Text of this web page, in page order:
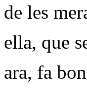
de les
ella, que
ara, fa